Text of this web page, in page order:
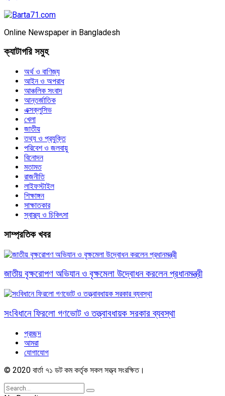
Online Newspaper in Bangladesh
ক্যাটাগরি সমুহ
অর্থ ও বাণিজ্য
আইন ও অপরাধ
আঞ্চলিক সংবাদ
আন্তর্জাতিক
এক্সক্লুসিভ
খেলা
জাতীয়
তথ্য ও প্রযুক্তি
পরিবেশ ও জলবায়ু
বিনোদন
মতামত
রাজনীতি
লাইফস্টাইল
শিক্ষাঙ্গন
সাক্ষাতকার
স্বাস্থ্য ও চিকিৎসা
সাম্প্রতিক খবর
জাতীয় বৃক্ষরোপণ অভিযান ও বৃক্ষমেলা উদ্বোধন করলেন প্রধানমন্ত্রী
সংবিধানে ফিরলো গণভোট ও তত্ত্বাবধায়ক সরকার ব্যবস্থা
প্রচ্ছদ
আমরা
যোগাযোগ
© 2020 বার্তা ৭১ ডট কম কর্তৃক সকল সত্ত্ব সংরক্ষিত।